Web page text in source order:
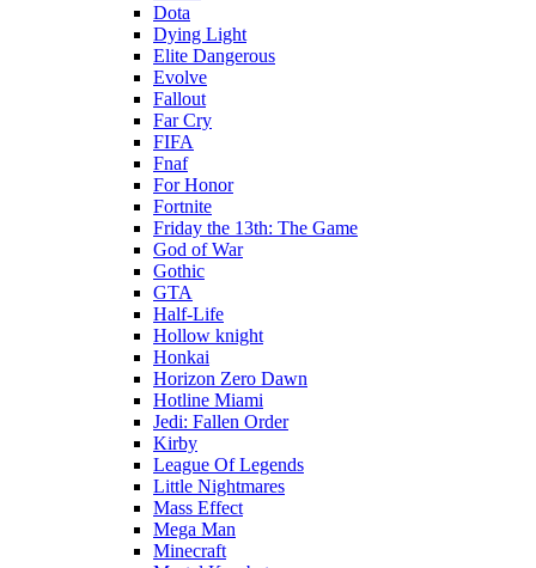
Dota
Dying Light
Elite Dangerous
Evolve
Fallout
Far Cry
FIFA
Fnaf
For Honor
Fortnite
Friday the 13th: The Game
God of War
Gothic
GTA
Half-Life
Hollow knight
Honkai
Horizon Zero Dawn
Hotline Miami
Jedi: Fallen Order
Kirby
League Of Legends
Little Nightmares
Mass Effect
Mega Man
Minecraft